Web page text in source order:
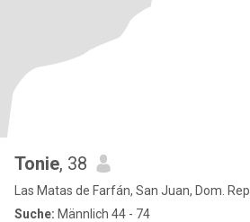
Tonie, 38
Las Matas de Farfán, San Juan, Dom. Rep.
Suche: Männlich 44 - 74